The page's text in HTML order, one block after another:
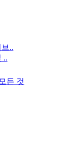
..
..
든 것